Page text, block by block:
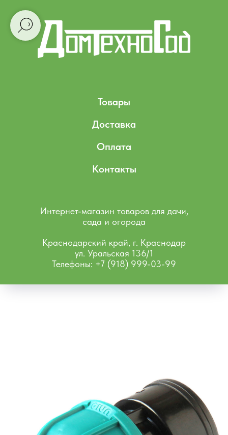
Товары
Доставка
Оплата
Контакты
Интернет-магазин товаров для дачи,
сада и огорода
Краснодарский край, г. Краснодар
ул. Уральская 136/1
Телефоны: +7 (918) 999-03-99